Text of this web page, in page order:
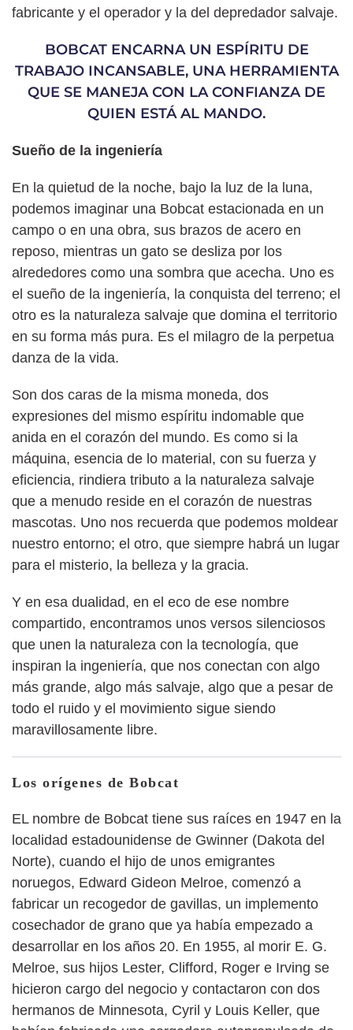
fabricante y el operador y la del depredador salvaje.
BOBCAT ENCARNA UN ESPÍRITU DE
TRABAJO INCANSABLE, UNA HERRAMIENTA
QUE SE MANEJA CON LA CONFIANZA DE
QUIEN ESTÁ AL MANDO.
Sueño de la ingeniería
En la quietud de la noche, bajo la luz de la luna,
podemos imaginar una Bobcat estacionada en un
campo o en una obra, sus brazos de acero en
reposo, mientras un gato se desliza por los
alrededores como una sombra que acecha. Uno es
el sueño de la ingeniería, la conquista del terreno; el
otro es la naturaleza salvaje que domina el territorio
en su forma más pura. Es el milagro de la perpetua
danza de la vida.
Son dos caras de la misma moneda, dos
expresiones del mismo espíritu indomable que
anida en el corazón del mundo. Es como si la
máquina, esencia de lo material, con su fuerza y
eficiencia, rindiera tributo a la naturaleza salvaje
que a menudo reside en el corazón de nuestras
mascotas. Uno nos recuerda que podemos moldear
nuestro entorno; el otro, que siempre habrá un lugar
para el misterio, la belleza y la gracia.
Y en esa dualidad, en el eco de ese nombre
compartido, encontramos unos versos silenciosos
que unen la naturaleza con la tecnología, que
inspiran la ingeniería, que nos conectan con algo
más grande, algo más salvaje, algo que a pesar de
todo el ruido y el movimiento sigue siendo
maravillosamente libre.
Los orígenes de Bobcat
EL nombre de Bobcat tiene sus raíces en 1947 en la
localidad estadounidense de Gwinner (Dakota del
Norte), cuando el hijo de unos emigrantes
noruegos, Edward Gideon Melroe, comenzó a
fabricar un recogedor de gavillas, un implemento
cosechador de grano que ya había empezado a
desarrollar en los años 20. En 1955, al morir E. G.
Melroe, sus hijos Lester, Clifford, Roger e Irving se
hicieron cargo del negocio y contactaron con dos
hermanos de Minnesota, Cyril y Louis Keller, que